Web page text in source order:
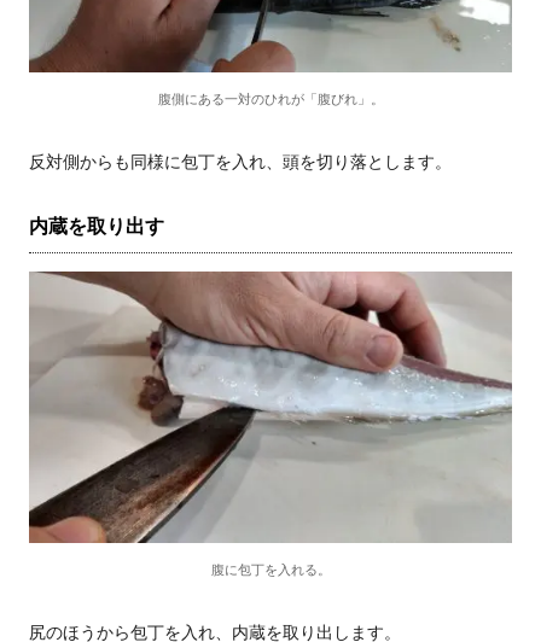
腹側にある一対のひれが「腹びれ」。
反対側からも同様に包丁を入れ、頭を切り落とします。
内蔵を取り出す
腹に包丁を入れる。
尻のほうから包丁を入れ、内蔵を取り出します。